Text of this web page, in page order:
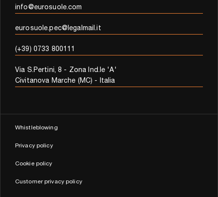
info@eurosuole.com
eurosuole.pec@legalmail.it
(+39) 0733 800111
Via S.Pertini, 8 - Zona Ind.le 'A'
Civitanova Marche (MC) - Italia
Whistleblowing
Privacy policy
Cookie policy
Customer privacy policy